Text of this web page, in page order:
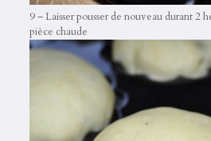
9 – Laisser pousser de nouveau durant 2
pièce chaude